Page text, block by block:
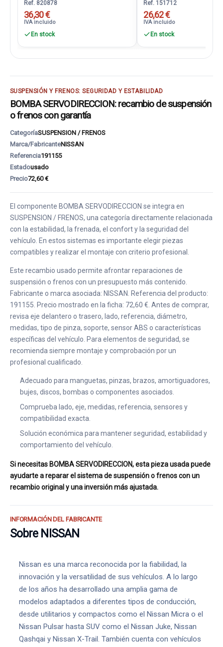
Ref. 820878
36,30 €
IVA incluido
En stock
Ref. 151712
26,62 €
IVA incluido
En stock
SUSPENSIÓN Y FRENOS: SEGURIDAD Y ESTABILIDAD
BOMBA SERVODIRECCION: recambio de suspensión
o frenos con garantía
CategoríaSUSPENSION / FRENOS
Marca/FabricanteNISSAN
Referencia191155
Estadousado
Precio72,60 €
El componente BOMBA SERVODIRECCION se integra en
SUSPENSION / FRENOS, una categoría directamente relacionada
con la estabilidad, la frenada, el confort y la seguridad del
vehículo. En estos sistemas es importante elegir piezas
compatibles y realizar el montaje con criterio profesional.
Este recambio usado permite afrontar reparaciones de
suspensión o frenos con un presupuesto más contenido.
Fabricante o marca asociada: NISSAN. Referencia del producto:
191155. Precio mostrado en la ficha: 72,60 €. Antes de comprar,
revisa eje delantero o trasero, lado, referencia, diámetro,
medidas, tipo de pinza, soporte, sensor ABS o características
específicas del vehículo. Para elementos de seguridad, se
recomienda siempre montaje y comprobación por un
profesional cualificado.
Adecuado para manguetas, pinzas, brazos, amortiguadores,
bujes, discos, bombas o componentes asociados.
Comprueba lado, eje, medidas, referencia, sensores y
compatibilidad exacta.
Solución económica para mantener seguridad, estabilidad y
comportamiento del vehículo.
Si necesitas BOMBA SERVODIRECCION, esta pieza usada puede
ayudarte a reparar el sistema de suspensión o frenos con un
recambio original y una inversión más ajustada.
INFORMACIÓN DEL FABRICANTE
Sobre NISSAN
Nissan es una marca reconocida por la fiabilidad, la
innovación y la versatilidad de sus vehículos. A lo largo
de los años ha desarrollado una amplia gama de
modelos adaptados a diferentes tipos de conducción,
desde utilitarios y compactos como el Nissan Micra o el
Nissan Pulsar hasta SUV como el Nissan Juke, Nissan
Qashqai y Nissan X-Trail. También cuenta con vehículos